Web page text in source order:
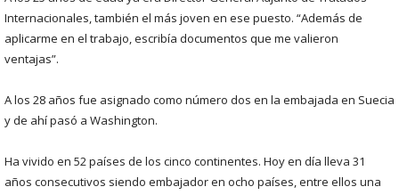
Internacionales, también el más joven en ese puesto. “Además de
aplicarme en el trabajo, escribía documentos que me valieron
ventajas”.
A los 28 años fue asignado como número dos en la embajada en Suecia
y de ahí pasó a Washington.
Ha vivido en 52 países de los cinco continentes. Hoy en día lleva 31
años consecutivos siendo embajador en ocho países, entre ellos una